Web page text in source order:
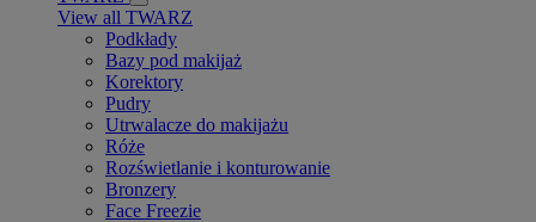
View all TWARZ
Podkłady
Bazy pod makijaż
Korektory
Pudry
Utrwalacze do makijażu
Róże
Rozświetlanie i konturowanie
Bronzery
Face Freezie